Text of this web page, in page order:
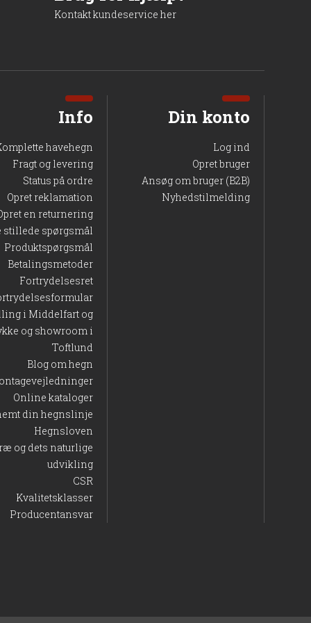
som gør den velegnet til alt fra lette
beslag eller matchende H-stolper, kan du
i haven eller på grunden. Uanset om du arbejder
mange år.
Kontakt kundeservice her
Info
havehegn
Fragt og levering
Status på ordre
Opret reklamation
en returnering
stillede spørgsmål
Produktspørgsmål
Betalingsmetoder
Fortrydelsesret
i Middelfart og
og showroom i
Toftlund
Blog om hegn
Online kataloger
din hegnslinje
Hegnsloven
og dets naturlige
udvikling
CSR
Kvalitetsklasser
Producentansvar
Din konto
Log ind
Opret bruger
Ansøg om bruger (B2B)
Nyhedstilmelding